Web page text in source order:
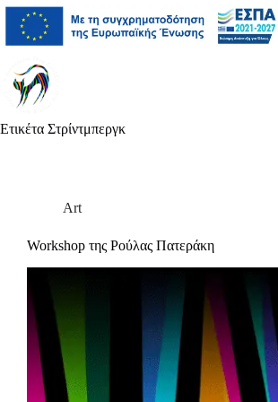
Μετάβαση
περιεχόμενο
Άλμα
γραμμή
Μετάβαση
περιεχόμενο
Ετικέτα Στρίντμπεργκ
Art
Workshop της Ρούλας Πατεράκη